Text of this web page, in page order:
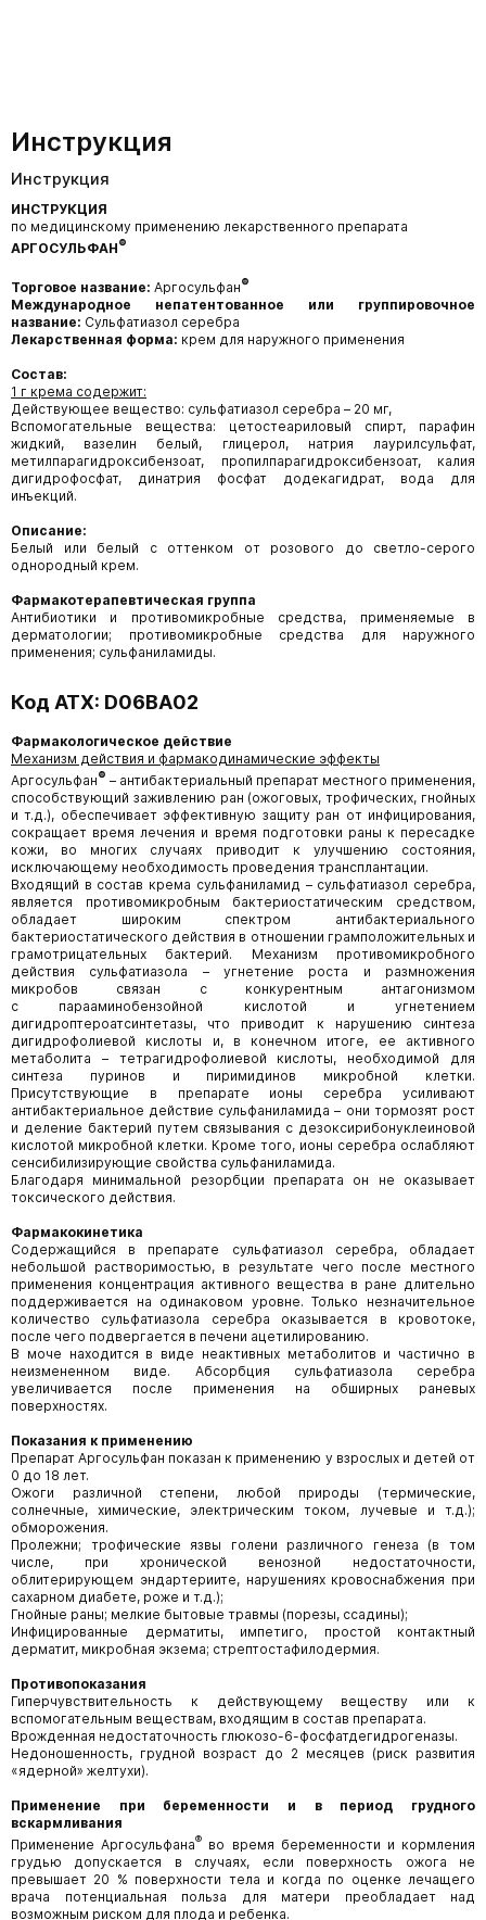
Инструкция
Инструкция
ИНСТРУКЦИЯ
по медицинскому применению лекарственного препарата
АРГОСУЛЬФАН®
Торговое название: Аргосульфан®
Международное непатентованное или группировочное
название: Сульфатиазол серебра
Лекарственная форма: крем для наружного применения
Cостав:
1 г крема содержит:
Действующее вещество: cульфатиазол серебра – 20 мг,
Вспомогательные вещества: цетостеариловый спирт, парафин
жидкий, вазелин белый, глицерол, натрия лаурилсульфат,
метилпарагидроксибензоат, пропилпарагидроксибензоат, калия
дигидрофосфат, динатрия фосфат додекагидрат, вода для
инъекций.
Описание:
Белый или белый с оттенком от розового до светло-серого
однородный крем.
Фармакотерапевтическая группа
Антибиотики и противомикробные средства, применяемые в
дерматологии; противомикробные средства для наружного
применения; сульфаниламиды.
Код АТХ: D06ВА02
Фармакологическое действие
Механизм действия и фармакодинамические эффекты
Аргосульфан® – антибактериальный препарат местного применения,
способствующий заживлению ран (ожоговых, трофических, гнойных
и т.д.), обеспечивает эффективную защиту ран от инфицирования,
сокращает время лечения и время подготовки раны к пересадке
кожи, во многих случаях приводит к улучшению состояния,
исключающему необходимость проведения трансплантации.
Входящий в состав крема сульфаниламид – сульфатиазол серебра,
является противомикробным бактериостатическим средством,
обладает широким спектром антибактериального
бактериостатического действия в отношении грамположительных и
грамотрицательных бактерий. Механизм противомикробного
действия сульфатиазола – угнетение роста и размножения
микробов связан с конкурентным антагонизмом
с парааминобензойной кислотой и угнетением
дигидроптероатсинтетазы, что приводит к нарушению синтеза
дигидрофолиевой кислоты и, в конечном итоге, ее активного
метаболита – тетрагидрофолиевой кислоты, необходимой для
синтеза пуринов и пиримидинов микробной клетки.
Присутствующие в препарате ионы серебра усиливают
антибактериальное действие сульфаниламида – они тормозят рост
и деление бактерий путем связывания с дезоксирибонуклеиновой
кислотой микробной клетки. Кроме того, ионы серебра ослабляют
сенсибилизирующие свойства сульфаниламида.
Благодаря минимальной резорбции препарата он не оказывает
токсического действия.
Фармакокинетика
Содержащийся в препарате сульфатиазол серебра, обладает
небольшой растворимостью, в результате чего после местного
применения концентрация активного вещества в ране длительно
поддерживается на одинаковом уровне. Только незначительное
количество сульфатиазола серебра оказывается в кровотоке,
после чего подвергается в печени ацетилированию.
В моче находится в виде неактивных метаболитов и частично в
неизмененном виде. Абсорбция сульфатиазола серебра
увеличивается после применения на обширных раневых
поверхностях.
Показания к применению
Препарат Аргосульфан показан к применению у взрослых и детей от
0 до 18 лет.
Ожоги различной степени, любой природы (термические,
солнечные, химические, электрическим током, лучевые и т.д.);
обморожения.
Пролежни; трофические язвы голени различного генеза (в том
числе, при хронической венозной недостаточности,
облитерирующем эндартериите, нарушениях кровоснабжения при
сахарном диабете, роже и т.д.);
Гнойные раны; мелкие бытовые травмы (порезы, ссадины);
Инфицированные дерматиты, импетиго, простой контактный
дерматит, микробная экзема; стрептостафилодермия.
Противопоказания
Гиперчувствительность к действующему веществу или к
вспомогательным веществам, входящим в состав препарата.
Врожденная недостаточность глюкозо-6-фосфатдегидрогеназы.
Недоношенность, грудной возраст до 2 месяцев (риск развития
«ядерной» желтухи).
Применение при беременности и в период грудного
вскармливания
Применение Аргосульфана® во время беременности и кормления
грудью допускается в случаях, если поверхность ожога не
превышает 20 % поверхности тела и когда по оценке лечащего
врача потенциальная польза для матери преобладает над
возможным риском для плода и ребенка.